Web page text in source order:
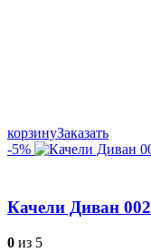
корзинуЗаказать
-5%
Качели Диван 002
0 из 5